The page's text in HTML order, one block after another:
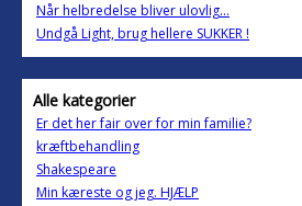
Når helbredelse bliver ulovlig...
Undgå Light, brug hellere SUKKER !
Alle kategorier
Er det her fair over for min familie?
kræftbehandling
Shakespeare
Min kæreste og jeg. HJÆLP